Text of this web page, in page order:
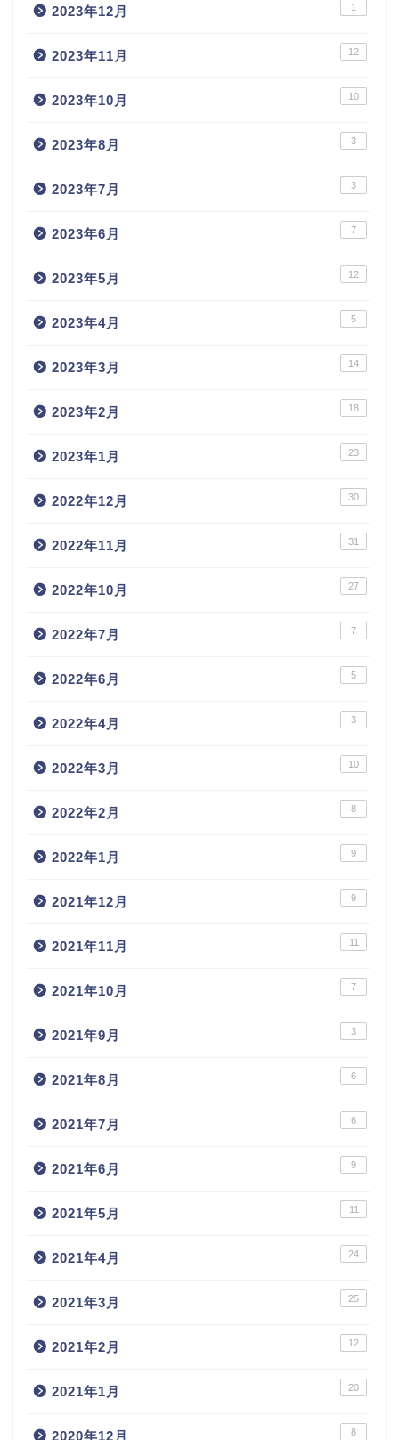
2023年12月 1
2023年11月 12
2023年10月 10
2023年8月 3
2023年7月 3
2023年6月 7
2023年5月 12
2023年4月 5
2023年3月 14
2023年2月 18
2023年1月 23
2022年12月 30
2022年11月 31
2022年10月 27
2022年7月 7
2022年6月 5
2022年4月 3
2022年3月 10
2022年2月 8
2022年1月 9
2021年12月 9
2021年11月 11
2021年10月 7
2021年9月 3
2021年8月 6
2021年7月 6
2021年6月 9
2021年5月 11
2021年4月 24
2021年3月 25
2021年2月 12
2021年1月 20
2020年12月 8